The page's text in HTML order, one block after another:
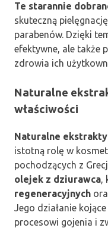
Te starannie
skuteczną
parabenów. Dzięki
efektywne, ale także
zdrowia ich
Naturalne
właściwości
Naturalne
istotną rolę w
pochodzących z
olejek z dziurawca,
regeneracyjnych
Jego działanie
procesowi gojenia i